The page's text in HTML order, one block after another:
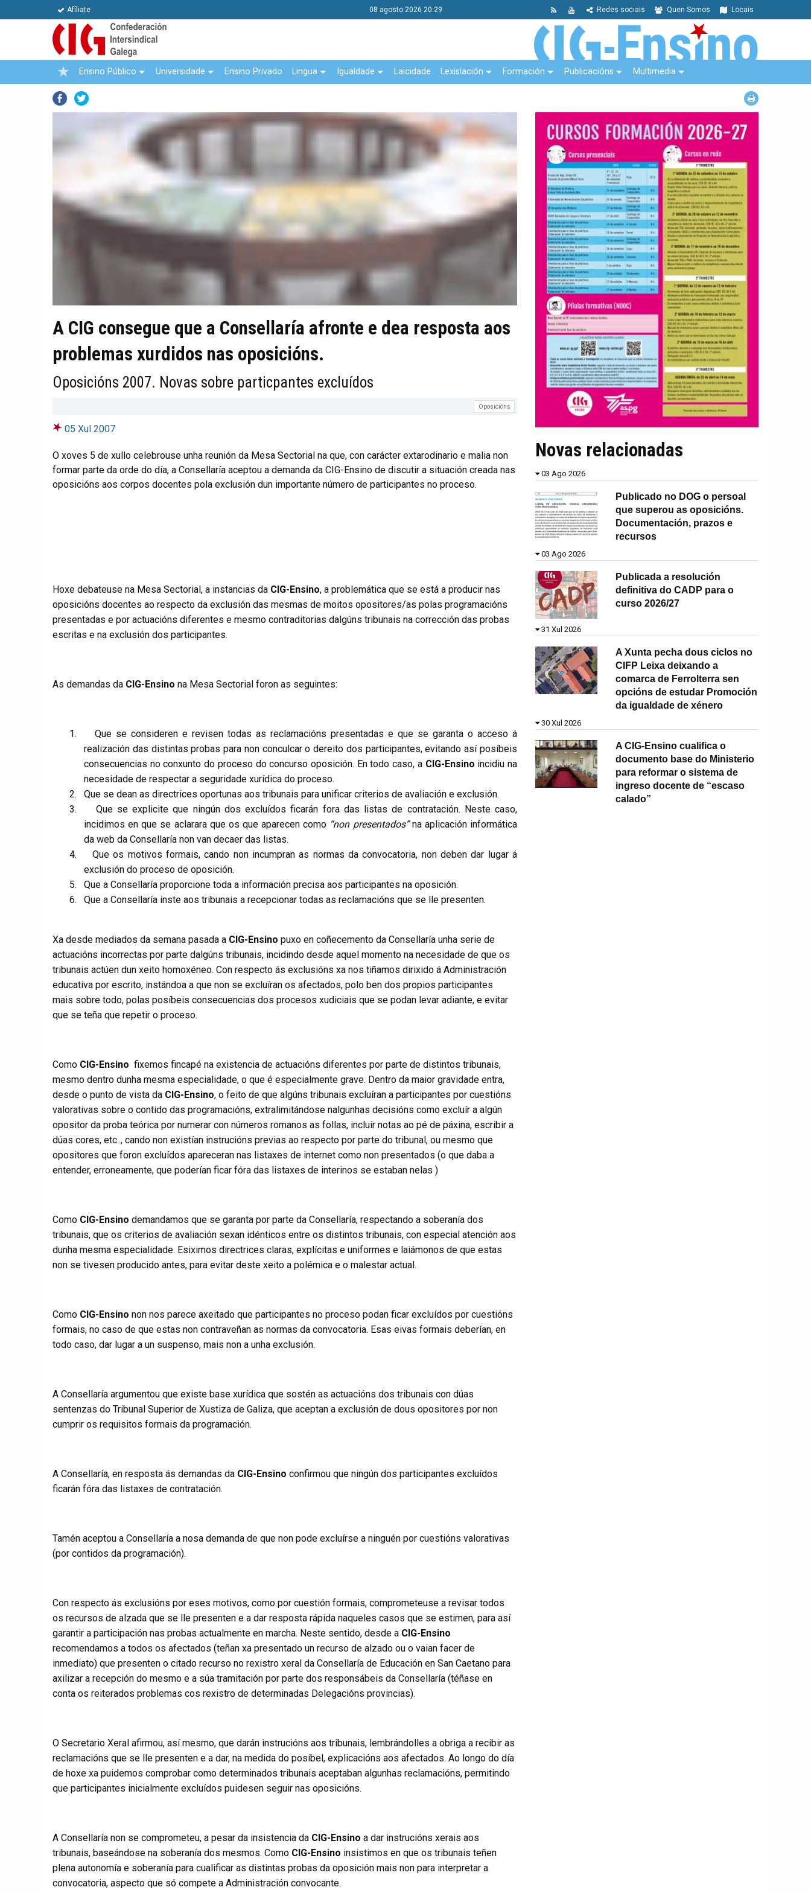
Afíliate 08 agosto 2026 20:29 Locais
Quen Somos
Redes sociais
Ensino Público Universidade Ensino Privado Lingua Igualdade Laicidade Lexislación Formación Publicacións Multimedia
Facebook
A CIG consegue que a Consellaría afronte e dea resposta aos
problemas xurdidos nas oposicións.
Oposicións 2007. Novas sobre particpantes excluídos
Oposicións
05 Xul 2007
O xoves 5 de xullo celebrouse unha reunión da Mesa Sectorial na que, con carácter extarodinario e malia non
formar parte da orde do día, a Consellaría aceptou a demanda da CIG-Ensino de discutir a situación creada nas
oposicións aos corpos docentes pola exclusión dun importante número de participantes no proceso.
Hoxe debateuse na Mesa Sectorial, a instancias da CIG-Ensino, a problemática que se está a producir nas
oposicións docentes ao respecto da exclusión das mesmas de moitos opositores/as polas programacións
presentadas e por actuacións diferentes e mesmo contraditorias dalgúns tribunais na corrección das probas
escritas e na exclusión dos participantes.
As demandas da CIG-Ensino na Mesa Sectorial foron as seguintes:
1.
Que se consideren e revisen todas as reclamacións presentadas e que se garanta o acceso á
realización das distintas probas para non conculcar o dereito dos participantes, evitando así posíbeis
consecuencias no conxunto do proceso do concurso oposición. En todo caso, a CIG-Ensino incidiu na
necesidade de respectar a seguridade xurídica do proceso.
2.
Que se dean as directrices oportunas aos tribunais para unificar criterios de avaliación e exclusión.
3.
Que se explicite que ningún dos excluídos ficarán fora das listas de contratación. Neste caso,
incidimos en que se aclarara que os que aparecen como “non presentados”na aplicación informática
da web da Consellaría non van decaer das listas.
4.
Que os motivos formais, cando non incumpran as normas da convocatoria, non deben dar lugar á
exclusión do proceso de oposición.
5.
Que a Consellaría proporcione toda a información precisa aos participantes na oposición.
6.
Que a Consellaría inste aos tribunais a recepcionar todas as reclamacións que se lle presenten.
Xa desde mediados da semana pasada a CIG-Ensino puxo en coñecemento da Consellaría unha serie de
actuacións incorrectas por parte dalgúns tribunais, incidindo desde aquel momento na necesidade de que os
tribunais actúen dun xeito homoxéneo. Con respecto ás exclusións xa nos tiñamos dirixido á Administración
educativa por escrito, instándoa a que non se excluíran os afectados, polo ben dos propios participantes
mais sobre todo, polas posíbeis consecuencias dos procesos xudiciais que se podan levar adiante, e evitar
que se teña que repetir o proceso.
Como CIG-Ensino fixemos fincapé na existencia de actuacións diferentes por parte de distintos tribunais,
mesmo dentro dunha mesma especialidade, o que é especialmente grave. Dentro da maior gravidade entra,
desde o punto de vista da CIG-Ensino, o feito de que algúns tribunais excluíran a participantes por cuestións
valorativas sobre o contido das programacións, extralimitándose nalgunhas decisións como excluír a algún
opositor da proba teórica por numerar con números romanos as follas, incluír notas ao pé de páxina, escribir a
dúas cores, etc.., cando non existían instrucións previas ao respecto por parte do tribunal, ou mesmo que
opositores que foron excluídos apareceran nas listaxes de internet como non presentados (o que daba a
entender, erroneamente, que poderían ficar fóra das listaxes de interinos se estaban nelas )
Como CIG-Ensino demandamos que se garanta por parte da Consellaría, respectando a soberanía dos
tribunais, que os criterios de avaliación sexan idénticos entre os distintos tribunais, con especial atención aos
dunha mesma especialidade. Esiximos directrices claras, explícitas e uniformes e laiámonos de que estas
non se tivesen producido antes, para evitar deste xeito a polémica e o malestar actual.
Como CIG-Ensino non nos parece axeitado que participantes no proceso podan ficar excluídos por cuestións
formais, no caso de que estas non contraveñan as normas da convocatoria. Esas eivas formais deberían, en
todo caso, dar lugar a un suspenso, mais non a unha exclusión.
A Consellaría argumentou que existe base xurídica que sostén as actuacións dos tribunais con dúas
sentenzas do Tribunal Superior de Xustiza de Galiza, que aceptan a exclusión de dous opositores por non
cumprir os requisitos formais da programación.
A Consellaría, en resposta ás demandas da CIG-Ensino confirmou que ningún dos participantes excluídos
ficarán fóra das listaxes de contratación.
Tamén aceptou a Consellaría a nosa demanda de que non pode excluírse a ninguén por cuestións valorativas
(por contidos da programación).
Con respecto ás exclusións por eses motivos, como por cuestión formais, comprometeuse a revisar todos
os recursos de alzada que se lle presenten e a dar resposta rápida naqueles casos que se estimen, para así
garantir a participación nas probas actualmente en marcha. Neste sentido, desde a CIG-Ensino
recomendamos a todos os afectados (teñan xa presentado un recurso de alzado ou o vaian facer de
inmediato) que presenten o citado recurso no rexistro xeral da Consellaría de Educación en San Caetano para
axilizar a recepción do mesmo e a súa tramitación por parte dos responsábeis da Consellaría (téñase en
conta os reiterados problemas cos rexistro de determinadas Delegacións provincias).
O Secretario Xeral afirmou, así mesmo, que darán instrucións aos tribunais, lembrándolles a obriga a recibir as
reclamacións que se lle presenten e a dar, na medida do posíbel, explicacións aos afectados. Ao longo do día
de hoxe xa puidemos comprobar como determinados tribunais aceptaban algunhas reclamacións, permitindo
que participantes inicialmente excluídos puidesen seguir nas oposicións.
A Consellaría non se comprometeu, a pesar da insistencia da CIG-Ensino a dar instrucións xerais aos
tribunais, baseándose na soberanía dos mesmos. Como CIG-Ensino insistimos en que os tribunais teñen
plena autonomía e soberanía para cualificar as distintas probas da oposición mais non para interpretar a
convocatoria, aspecto que só compete a Administración convocante.
Novas relacionadas
03 Ago 2026
Publicado no DOG o persoal
que superou as oposicións.
Documentación, prazos e
recursos
03 Ago 2026
Publicada a resolución
definitiva do CADP para o
curso 2026/27
31 Xul 2026
A Xunta pecha dous ciclos no
CIFP Leixa deixando a
comarca de Ferrolterra sen
opcións de estudar Promoción
da igualdade de xénero
30 Xul 2026
A CIG-Ensino cualifica o
documento base do Ministerio
para reformar o sistema de
ingreso docente de “escaso
calado”